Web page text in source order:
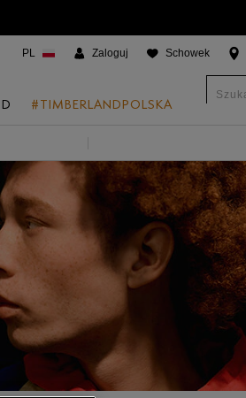
Boat Shoes
6"
Access
Trail
Park
#TIMBERLANDPOLSKA
PL Zaloguj Schowek